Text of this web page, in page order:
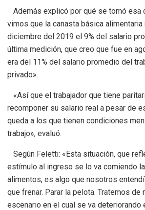
Además explicó por qué se tomó esa
vimos que la canasta básica
diciembre del 2019 el 9% del salario
última medición, que creo que fue en
era del 11% del salario promedio del
privado».
«Así que el trabajador que tiene
recomponer su salario real a pesar de
queda a los que tienen condiciones
trabajo», evaluó.
Según Feletti: «Esta situación, que
estímulo al ingreso se lo va comiendo
alimentos, es algo que nosotros
que frenar. Parar la pelota. Tratemos de
escenario en el cual se va deteriorando